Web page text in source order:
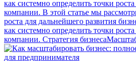
как системно определить точки
компании. В этой статье мы
роста для дальнейшего развития
как системно определить точки
компании. Стратегия бизнеса